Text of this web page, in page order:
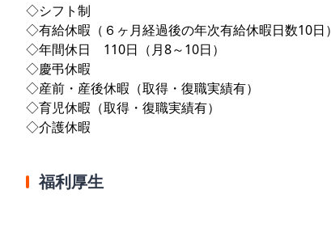
◇シフト制
◇有給休暇（６ヶ月経過後の年次有給休暇日数10日）
◇年間休日 110日（月8～10日）
◇慶弔休暇
◇産前・産後休暇（取得・復職実績有）
◇育児休暇（取得・復職実績有）
◇介護休暇
福利厚生